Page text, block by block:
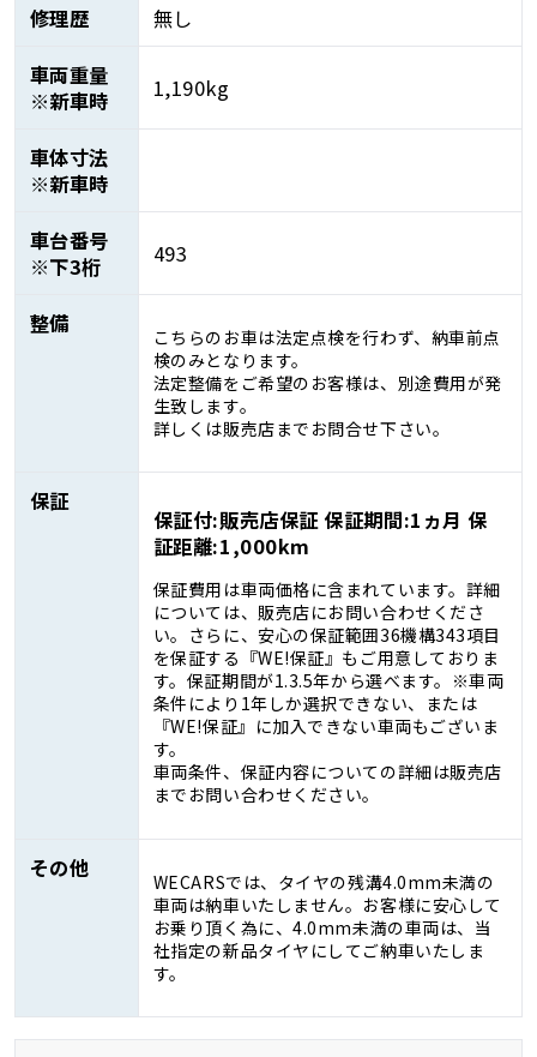
修理歴
無し
車両重量
※新車時
1,190kg
車体寸法
※新車時
車台番号
※下3桁
493
整備
こちらのお車は法定点検を行わず、納車前点
検のみとなります。
法定整備をご希望のお客様は、別途費用が発
生致します。
詳しくは販売店までお問合せ下さい。
保証
保証付:販売店保証 保証期間:1ヵ月 保
証距離:1,000km
保証費用は車両価格に含まれています。詳細
については、販売店にお問い合わせくださ
い。さらに、安心の保証範囲36機構343項目
を保証する『WE!保証』もご用意しておりま
す。保証期間が1.3.5年から選べます。※車両
条件により1年しか選択できない、または
『WE!保証』に加入できない車両もございま
す。
車両条件、保証内容についての詳細は販売店
までお問い合わせください。
その他
WECARSでは、タイヤの残溝4.0mm未満の
車両は納車いたしません。お客様に安心して
お乗り頂く為に、4.0mm未満の車両は、当
社指定の新品タイヤにしてご納車いたしま
す。